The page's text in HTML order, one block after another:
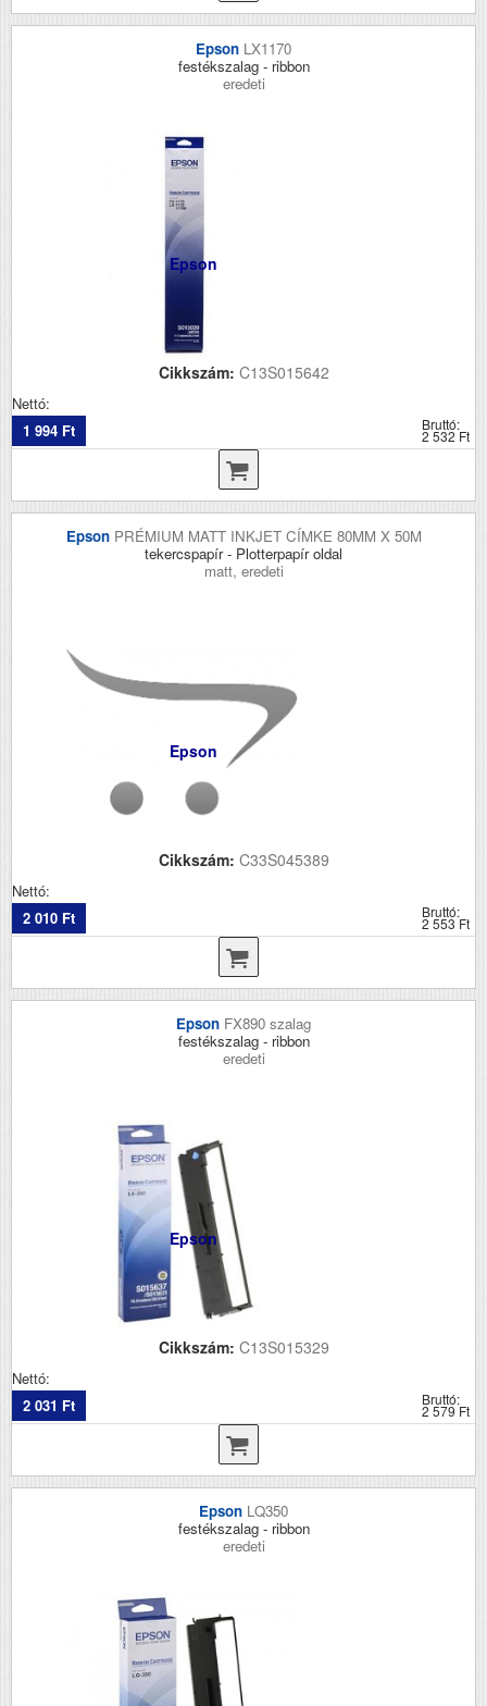
Epson LX1170
festékszalag - ribbon
eredeti
Epson
Cikkszám: C13S015642
Nettó:
1 994 Ft
Bruttó:
2 532 Ft
Epson PRÉMIUM MATT INKJET CÍMKE 80MM X 50M
tekercspapír - Plotterpapír oldal
matt, eredeti
Epson
Cikkszám: C33S045389
Nettó:
2 010 Ft
Bruttó:
2 553 Ft
Epson FX890 szalag
festékszalag - ribbon
eredeti
Epson
Cikkszám: C13S015329
Nettó:
2 031 Ft
Bruttó:
2 579 Ft
Epson LQ350
festékszalag - ribbon
eredeti